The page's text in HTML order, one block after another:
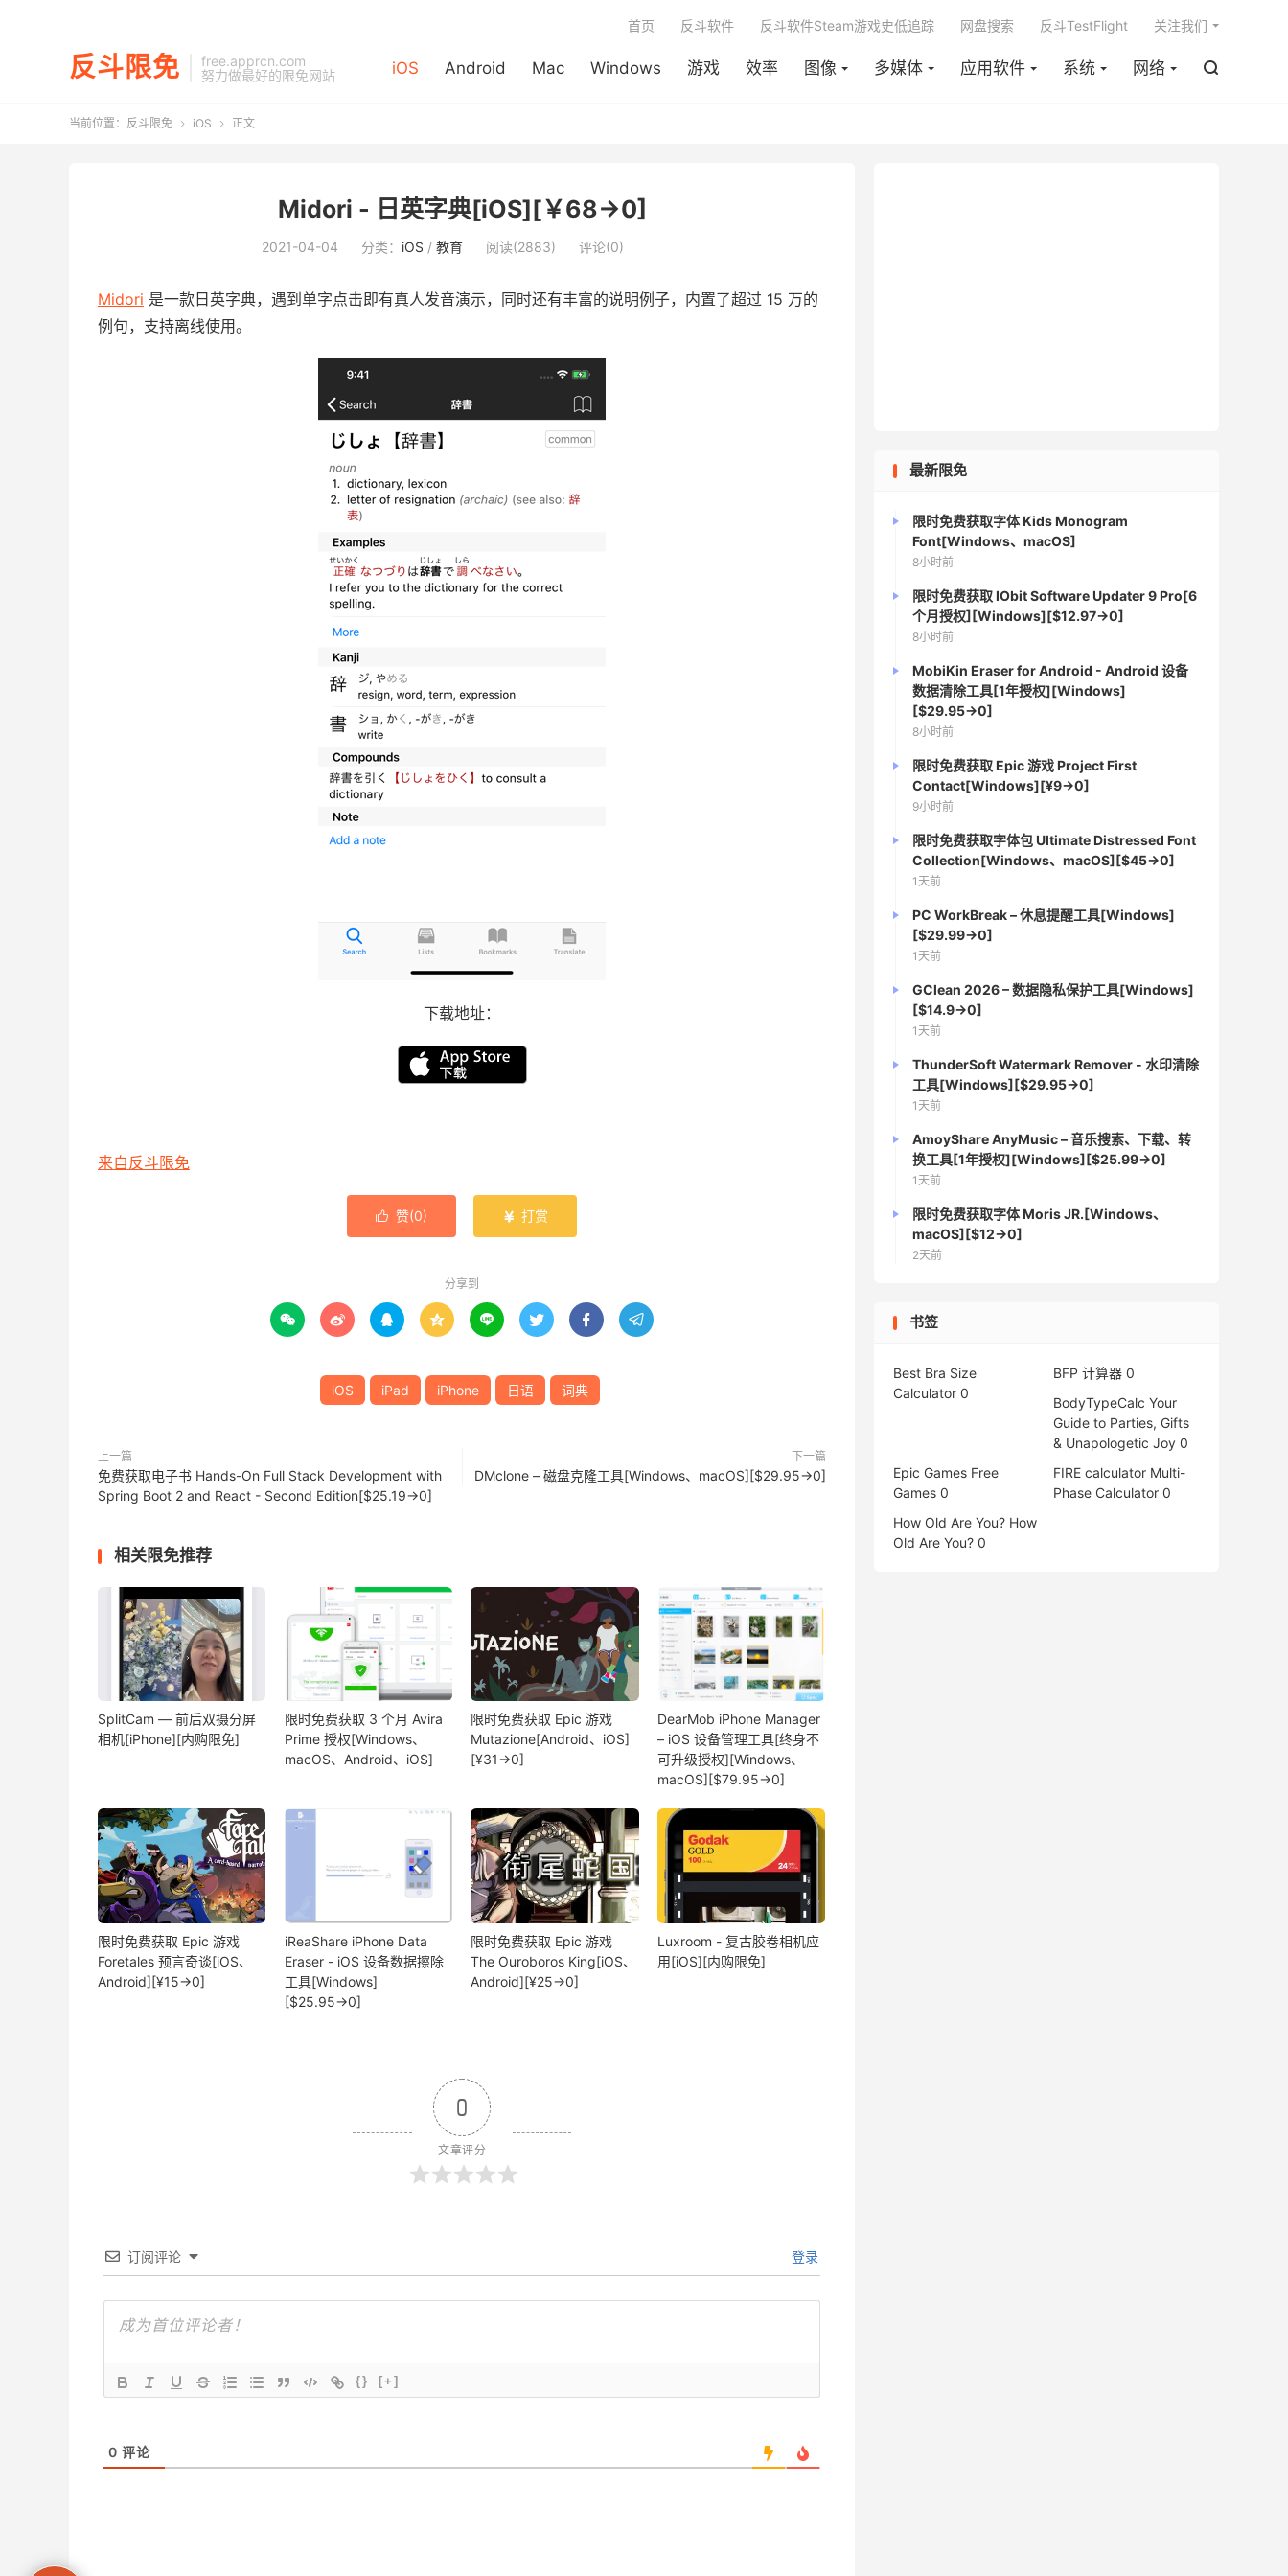
反斗限免
free.apprcn.com
努力做最好的限免网站
iOS Android Mac Windows 游戏 效率 图像 多媒体 应用软件 系统 网络 
首页 反斗软件 反斗软件Steam游戏史低追踪 网盘搜索 反斗TestFlight 关注我们
当前位置： 反斗限免  iOS  正文
Midori - 日英字典[iOS][￥68→0]
2021-04-04 分类： iOS / 教育 阅读(2883) 评论(0)
Midori 是一款日英字典，遇到单字点击即有真人发音演示，同时还有丰富的说明例子，内置了超过 15 万的
例句，支持离线使用。
下载地址：
来自反斗限免
 赞(0)  打赏
分享到
       
iOS iPad iPhone 日语 词典
上一篇
免费获取电子书 Hands-On Full Stack Development with
Spring Boot 2 and React - Second Edition[$25.19→0]
下一篇
DMclone – 磁盘克隆工具[Windows、macOS][$29.95→0]
相关限免推荐
SplitCam — 前后双摄分屏
相机[iPhone][内购限免]
限时免费获取 3 个月 Avira
Prime 授权[Windows、
macOS、Android、iOS]
限时免费获取 Epic 游戏
Mutazione[Android、iOS]
[¥31→0]
DearMob iPhone Manager
– iOS 设备管理工具[终身不
可升级授权][Windows、
macOS][$79.95→0]
限时免费获取 Epic 游戏
Foretales 预言奇谈[iOS、
Android][¥15→0]
iReaShare iPhone Data
Eraser - iOS 设备数据擦除
工具[Windows]
[$25.95→0]
限时免费获取 Epic 游戏
The Ouroboros King[iOS、
Android][¥25→0]
Luxroom - 复古胶卷相机应
用[iOS][内购限免]
0
文章评分
订阅评论 登录
{} [+]
0 评论
最新限免
限时免费获取字体 Kids Monogram
Font[Windows、macOS]
8小时前
限时免费获取 IObit Software Updater 9 Pro[6
个月授权][Windows][$12.97→0]
8小时前
MobiKin Eraser for Android - Android 设备
数据清除工具[1年授权][Windows]
[$29.95→0]
8小时前
限时免费获取 Epic 游戏 Project First
Contact[Windows][¥9→0]
9小时前
限时免费获取字体包 Ultimate Distressed Font
Collection[Windows、macOS][$45→0]
1天前
PC WorkBreak – 休息提醒工具[Windows]
[$29.99→0]
1天前
GClean 2026 – 数据隐私保护工具[Windows]
[$14.9→0]
1天前
ThunderSoft Watermark Remover - 水印清除
工具[Windows][$29.95→0]
1天前
AmoyShare AnyMusic – 音乐搜索、下载、转
换工具[1年授权][Windows][$25.99→0]
1天前
限时免费获取字体 Moris JR.[Windows、
macOS][$12→0]
2天前
书签
Best Bra Size
Calculator 0
BFP 计算器 0
BodyTypeCalc Your
Guide to Parties, Gifts
& Unapologetic Joy 0
Epic Games Free
Games 0
FIRE calculator Multi-
Phase Calculator 0
How Old Are You? How
Old Are You? 0